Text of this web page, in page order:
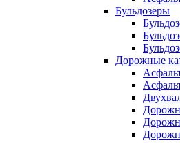
Бульдозеры
Дорожные